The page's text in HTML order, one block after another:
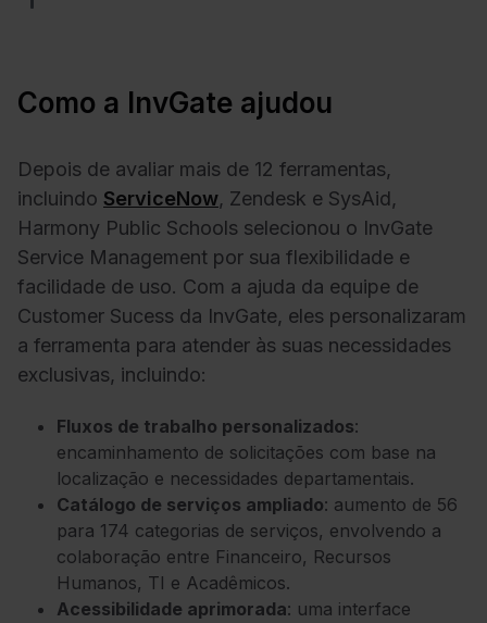
Como a InvGate ajudou
Depois de avaliar mais de 12 ferramentas,
incluindo ServiceNow, Zendesk e SysAid,
Harmony Public Schools selecionou o InvGate
Service Management por sua flexibilidade e
facilidade de uso. Com a ajuda da equipe de
Customer Sucess da InvGate, eles personalizaram
a ferramenta para atender às suas necessidades
exclusivas, incluindo:
Fluxos de trabalho personalizados:
encaminhamento de solicitações com base na
localização e necessidades departamentais.
Catálogo de serviços ampliado: aumento de 56
para 174 categorias de serviços, envolvendo a
colaboração entre Financeiro, Recursos
Humanos, TI e Acadêmicos.
Acessibilidade aprimorada: uma interface